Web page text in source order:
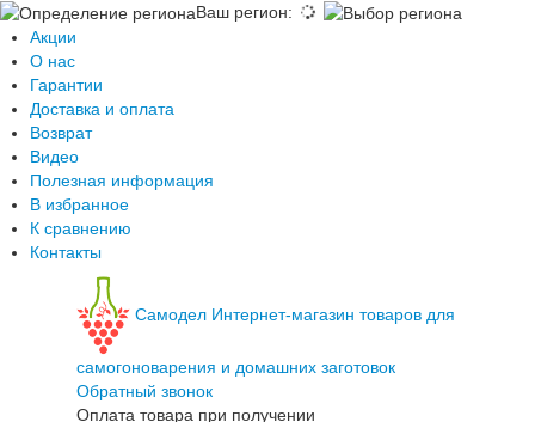
Ваш регион:
Акции
О нас
Гарантии
Доставка и оплата
Возврат
Видео
Полезная информация
В избранное
К сравнению
Контакты
Самодел Интернет-магазин товаров для
самогоноварения и домашних заготовок
Обратный звонок
Оплата товара при получении